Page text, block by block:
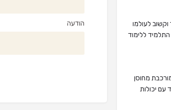
לעולמו
התלמיד ללימוד
מחוסן
עם יכולות
הודעה